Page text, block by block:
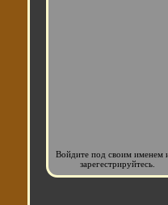
Войдите под своим именем
зарегестрируйтесь.